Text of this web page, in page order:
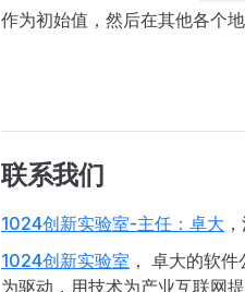
作为初始值，然后在其他各个
联系我们
1024创新实验室-主任：卓大
1024创新实验室 ， 卓大的软
为驱动，用技术为产业互联网